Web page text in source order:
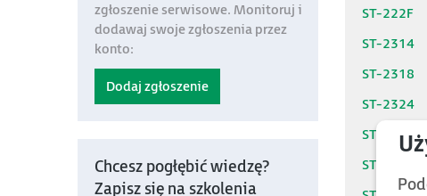
zgłoszenie serwisowe. Monitoruj i
dodawaj swoje zgłoszenia przez
konto:
Dodaj zgłoszenie
Chcesz pogłębić wiedzę?
Zapisz się na szkolenia
ST-222F
ST-2314
ST-2318
ST-2324
ST-2328
ST-2414